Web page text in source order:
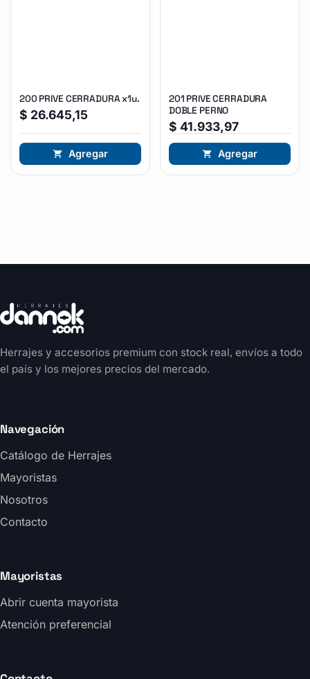
200 PRIVE CERRADURA x1u.
$ 26.645,15
Agregar
201 PRIVE CERRADURA
DOBLE PERNO
$ 41.933,97
Agregar
Herrajes y accesorios premium con stock real, envíos a todo
el país y los mejores precios del mercado.
Navegación
Catálogo de Herrajes
Mayoristas
Nosotros
Contacto
Mayoristas
Abrir cuenta mayorista
Atención preferencial